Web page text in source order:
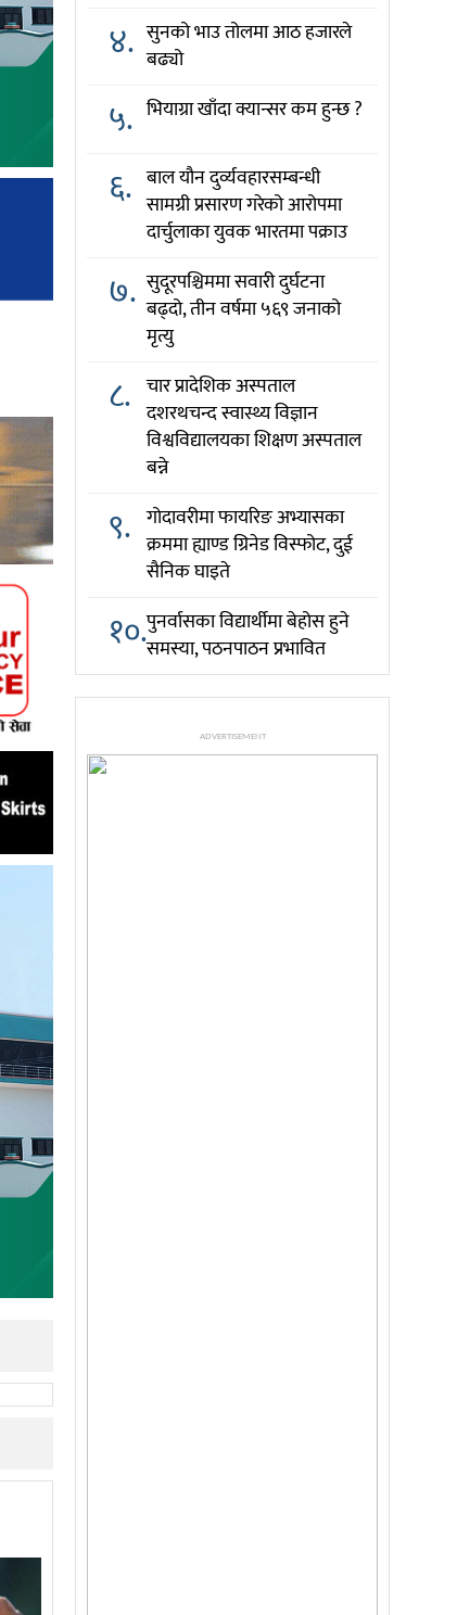
४. सुनको भाउ तोलमा आठ हजारले
बढ्यो
५. भियाग्रा खाँदा क्यान्सर कम हुन्छ ?
६. बाल यौन दुर्व्यवहारसम्बन्धी
सामग्री प्रसारण गरेको आरोपमा
दार्चुलाका युवक भारतमा पक्राउ
७. सुदूरपश्चिममा सवारी दुर्घटना
बढ्दो, तीन वर्षमा ५६९ जनाको
मृत्यु
८. चार प्रादेशिक अस्पताल
दशरथचन्द स्वास्थ्य विज्ञान
विश्वविद्यालयका शिक्षण अस्पताल
बन्ने
९. गोदावरीमा फायरिङ अभ्यासका
क्रममा ह्याण्ड ग्रिनेड विस्फोट, दुई
सैनिक घाइते
१०.पुनर्वासका विद्यार्थीमा बेहोस हुने
समस्या, पठनपाठन प्रभावित
ADVERTISEMENT